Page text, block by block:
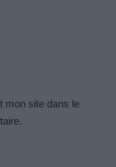
mon site dans le